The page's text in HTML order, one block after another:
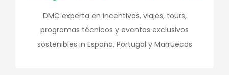
DMC experta en incentivos, viajes, tours,
programas técnicos y eventos exclusivos
sostenibles in España, Portugal y Marruecos